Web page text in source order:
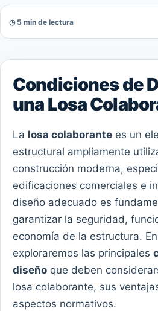
◷ 5 min de lectura
Condiciones de
una Losa
La losa colaborante es un
estructural ampliamente
construcción moderna,
edificaciones comerciales e
diseño adecuado es
garantizar la seguridad,
economía de la estructura.
exploraremos las principales
diseño que deben
losa colaborante, sus
aspectos normativos.